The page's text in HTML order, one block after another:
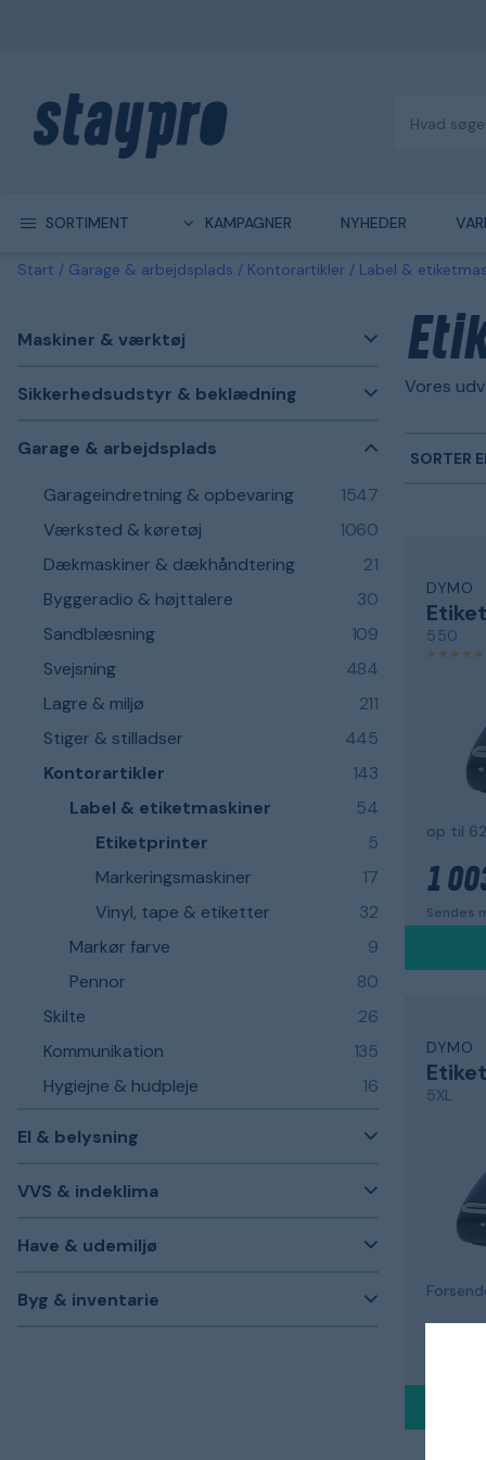
SORTIMENT KAMPAGNER NYHEDER
Start Garage & arbejdsplads Kontorartikler Label &
Maskiner & værktøj
Sikkerhedsudstyr & beklædning
Garage & arbejdsplads
Garageindretning & opbevaring
1547
Værksted & køretøj
1060
Dækmaskiner & dækhåndtering
21
Byggeradio & højttalere
30
Sandblæsning
109
Svejsning
484
Lagre & miljø
211
Stiger & stilladser
445
Kontorartikler
143
Label & etiketmaskiner
54
Etiketprinter
5
Markeringsmaskiner
17
Vinyl, tape & etiketter
32
Markør farve
9
Pennor
80
Skilte
26
Kommunikation
135
Hygiejne & hudpleje
16
El & belysning
VVS & indeklima
Have & udemiljø
Byg & inventarie
Vores
SORTER
DYMO
550
1
Sendes
DYMO
5XL